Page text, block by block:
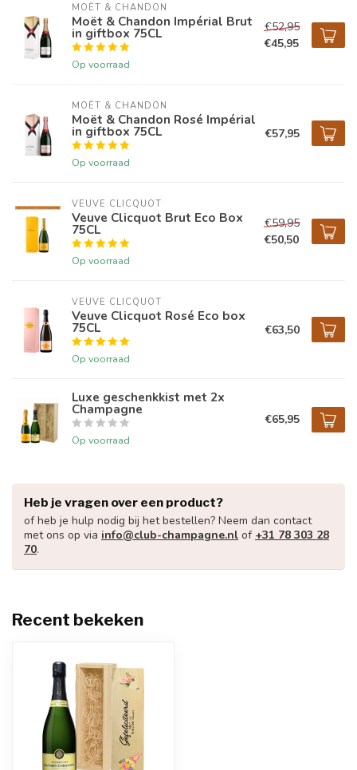
MOËT & CHANDON
Moët & Chandon Impérial Brut
in giftbox 75CL
Op voorraad
€52,95
€45,95
MOËT & CHANDON
Moët & Chandon Rosé Impérial
in giftbox 75CL
Op voorraad
€57,95
VEUVE CLICQUOT
Veuve Clicquot Brut Eco Box
75CL
Op voorraad
€59,95
€50,50
VEUVE CLICQUOT
Veuve Clicquot Rosé Eco box
75CL
Op voorraad
€63,50
Luxe geschenkkist met 2x
Champagne
Op voorraad
€65,95
Heb je vragen over een product?
of heb je hulp nodig bij het bestellen? Neem dan contact
met ons op via info@club-champagne.nl of +31 78 303 28
70.
Recent bekeken